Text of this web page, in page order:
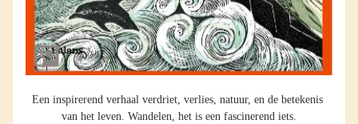
Een inspirerend verhaal verdriet, verlies, natuur, en de betekenis
van het leven. Wandelen, het is een fascinerend iets.